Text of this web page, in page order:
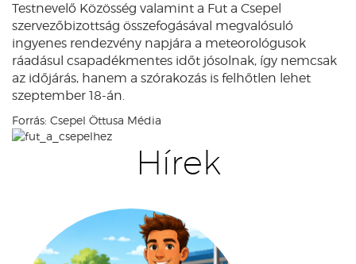
Testnevelő Közösség valamint a Fut a Csepel
szervezőbizottság összefogásával megvalósuló
ingyenes rendezvény napjára a meteorológusok
ráadásul csapadékmentes időt jósolnak, így nemcsak
az időjárás, hanem a szórakozás is felhőtlen lehet
szeptember 18-án.
Forrás: Csepel Öttusa Média
Hírek